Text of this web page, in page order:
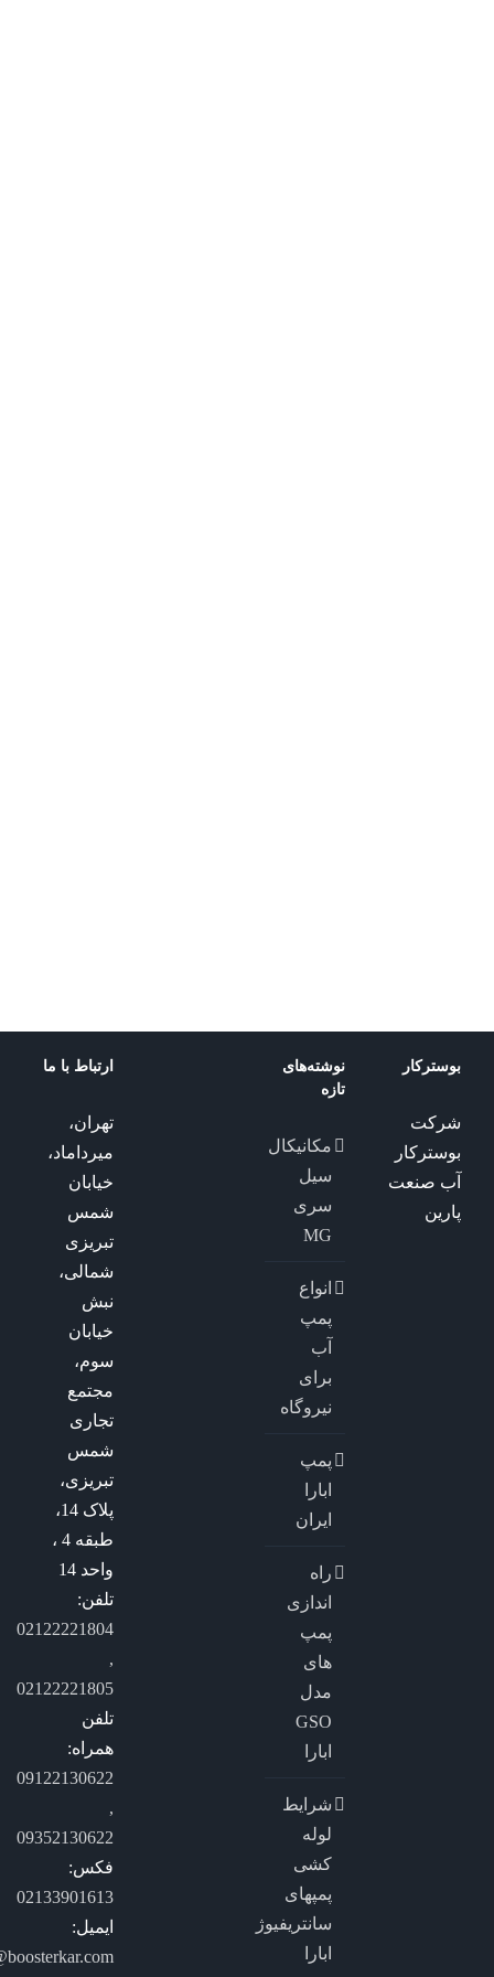
بوسترکار
شرکت
بوسترکار
آب صنعت
پارین
نوشته‌های
تازه
مکانیکال
سیل
سری
MG
انواع
پمپ
آب
برای
نیروگاه
پمپ
ابارا
ایران
راه
اندازی
پمپ
های
مدل
GSO
ابارا
شرایط
لوله
کشی
پمپهای
سانتریفیوژ
ابارا
ارتباط با ما
تهران،
میرداماد،
خیابان
شمس
تبریزی
شمالی،
نبش
خیابان
سوم،
مجتمع
تجاری
شمس
تبریزی،
پلاک 14،
طبقه 4 ،
واحد 14
تلفن:
02122221804
,
02122221805
تلفن
همراه:
09122130622
,
09352130622
فکس:
02133901613
ایمیل: